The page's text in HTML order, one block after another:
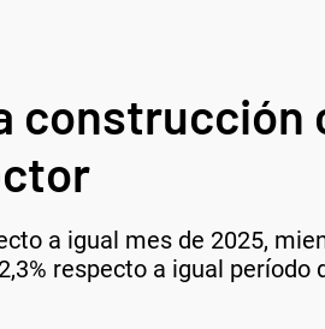
a igual mes de 2025,
respecto a igual